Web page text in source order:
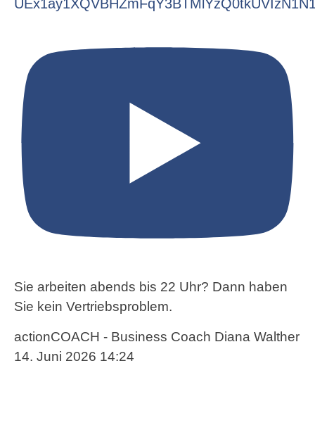
Sie arbeiten abends bis 22 Uhr? Dann haben
Sie kein Vertriebsproblem.
actionCOACH - Business Coach Diana Walther
14. Juni 2026 14:24